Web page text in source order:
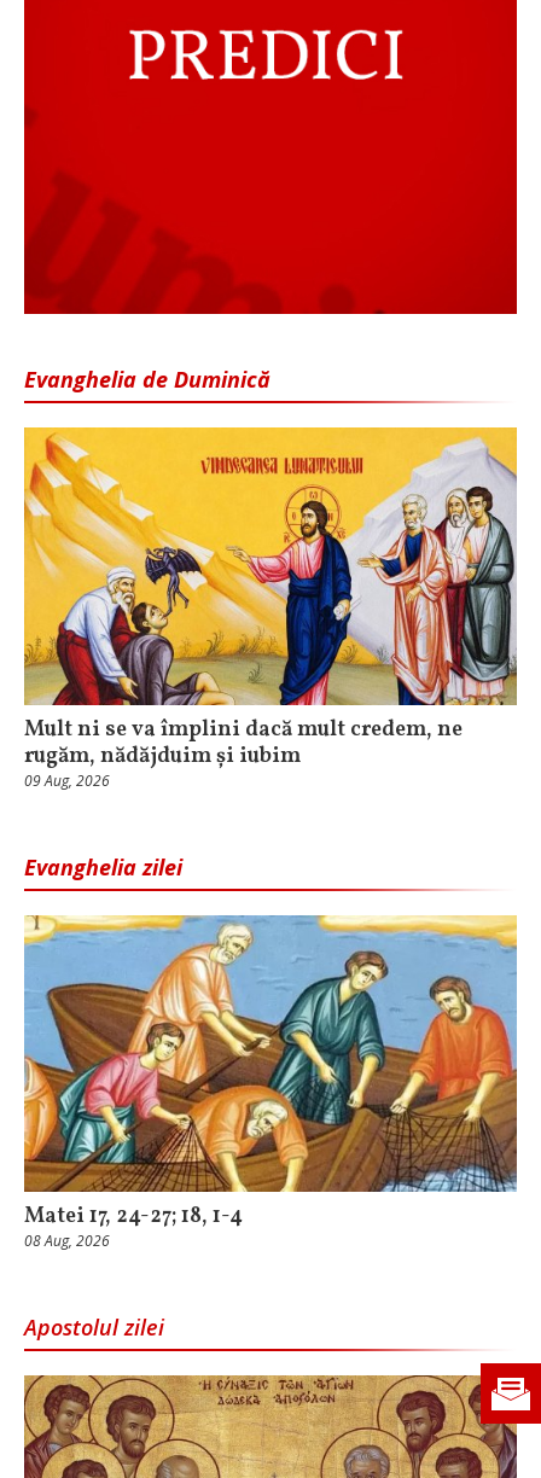
Evanghelia de Duminică
Mult ni se va împlini dacă mult credem, ne
rugăm, nădăjduim și iubim
09 Aug, 2026
Evanghelia zilei
Matei 17, 24-27; 18, 1-4
08 Aug, 2026
Apostolul zilei